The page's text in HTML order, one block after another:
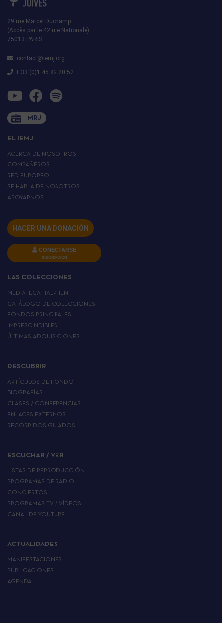
29 rue Marcel Duchamp
(Accès par le 42 rue Nationale)
75013 PARIS
contact@iemj.org
+ 33 (0)1 45 82 20 52
MRJ
EL IEMJ
ACERCA DE NOSOTROS
COMPAÑEROS
RED EUROPEO
SE HABLA DE NOSOTROS
APOYARNOS
HACER UNA DONACIÓN
CONECTARSE
INSCRIPCIÓN
LAS COLECCIONES
MEDIATECA HALPHEN
CATÁLOGO DE COLECCIONES
FONDOS PRINCIPALES
IMPRESCINDIBLES
ÚLTIMAS ADQUISICIONES
DESCUBRIR
ARTÍCULOS DE FONDO
BIOGRAFÍAS
CLASES / CONFERENCIAS
ENLACES EXTERNOS
RECORRIDOS GUIADOS
ESCUCHAR / VER
LISTAS DE REPRODUCCIÓN
PROGRAMAS DE RADIO
CONCIERTOS
PROGRAMAS TV / VÍDEOS
CANAL DE YOUTUBE
ACTUALIDADES
MANIFESTACIONES
PUBLICACIONES
AGENDA